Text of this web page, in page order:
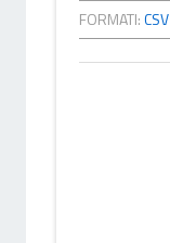
FORMATI:CSV